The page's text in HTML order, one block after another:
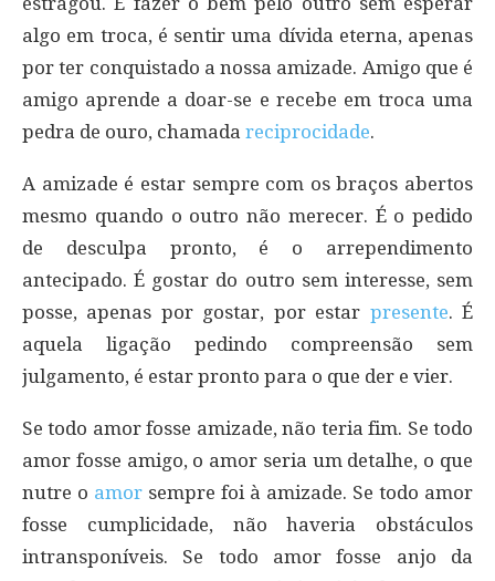
algo em troca, é sentir uma dívida eterna, apenas
por ter conquistado a nossa amizade. Amigo que é
amigo aprende a doar-se e recebe em troca uma
pedra de ouro, chamada reciprocidade.
A amizade é estar sempre com os braços abertos
mesmo quando o outro não merecer. É o pedido
de desculpa pronto, é o arrependimento
antecipado. É gostar do outro sem interesse, sem
posse, apenas por gostar, por estar presente. É
aquela ligação pedindo compreensão sem
julgamento, é estar pronto para o que der e vier.
Se todo amor fosse amizade, não teria fim. Se todo
amor fosse amigo, o amor seria um detalhe, o que
nutre o amor sempre foi à amizade. Se todo amor
fosse cumplicidade, não haveria obstáculos
intransponíveis. Se todo amor fosse anjo da